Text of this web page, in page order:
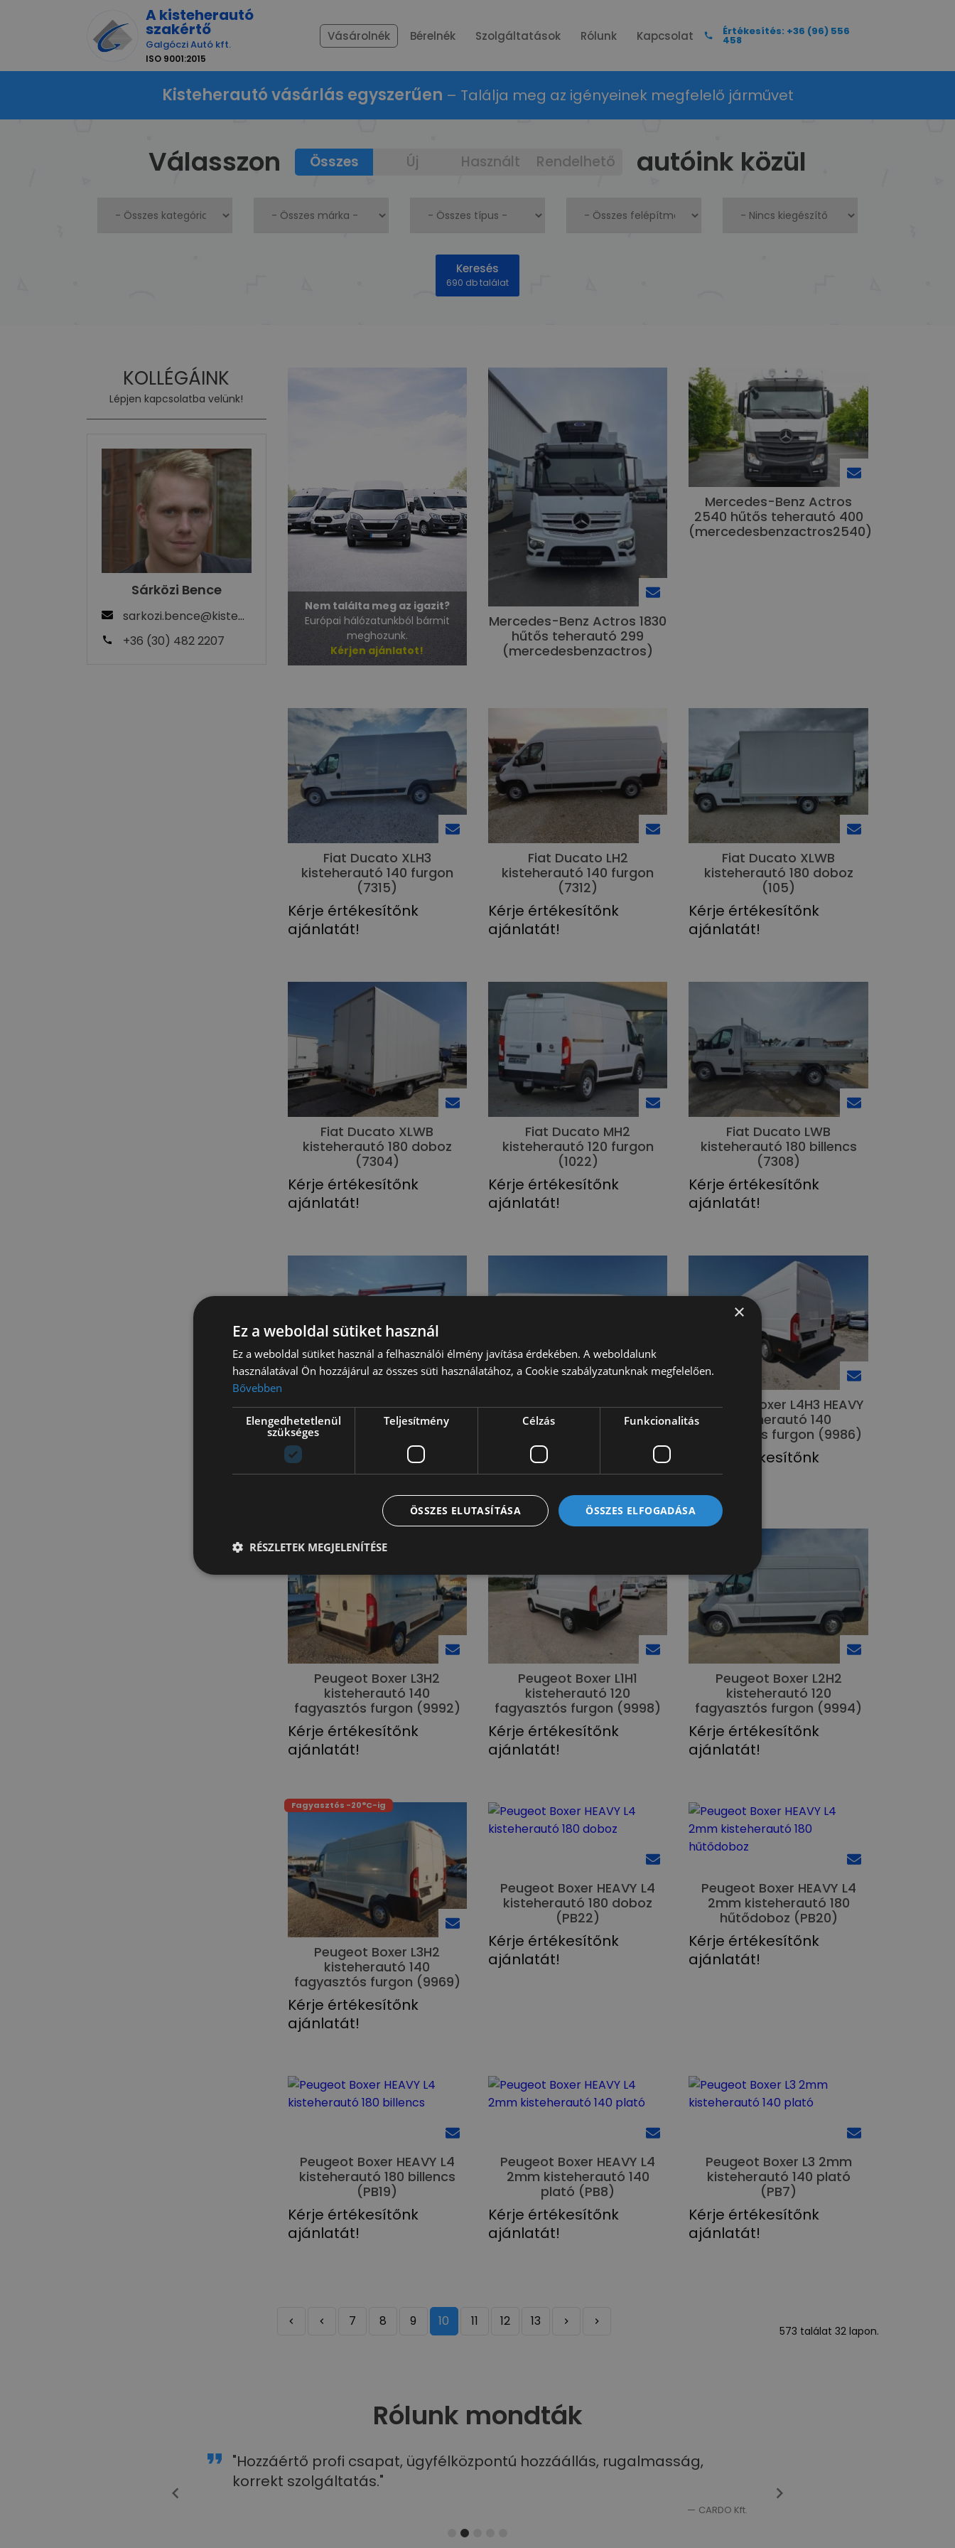
A kisteherautó
szakértő
Galgóczi Autó kft.
ISO 9001:2015
Vásárolnék Bérelnék Szolgáltatások Rólunk Kapcsolat Értékesítés: +36 (96) 556
458
Kisteherautó vásárlás egyszerűen – Találja meg az igényeinek megfelelő járművet
Válasszon Összes Új Használt Rendelhető autóink közül
Keresés
690 db találat
KOLLÉGÁINK
Lépjen kapcsolatba velünk!
Sárközi Bence
sarkozi.bence@kisteherauto.hu
+36 (30) 482 2207
Nem találta meg az igazit?
Európai hálózatunkból bármit
meghozunk.
Kérjen ajánlatot!
Mercedes-Benz Actros 1830
hűtős teherautó 299
(mercedesbenzactros)
Mercedes-Benz Actros
2540 hűtős teherautó 400
(mercedesbenzactros2540)
Fiat Ducato XLH3
kisteherautó 140 furgon
(7315)
Kérje értékesítőnk
ajánlatát!
Fiat Ducato LH2
kisteherautó 140 furgon
(7312)
Kérje értékesítőnk
ajánlatát!
Fiat Ducato XLWB
kisteherautó 180 doboz
(105)
Kérje értékesítőnk
ajánlatát!
Fiat Ducato XLWB
kisteherautó 180 doboz
(7304)
Kérje értékesítőnk
ajánlatát!
Fiat Ducato MH2
kisteherautó 120 furgon
(1022)
Kérje értékesítőnk
ajánlatát!
Fiat Ducato LWB
kisteherautó 180 billencs
(7308)
Kérje értékesítőnk
ajánlatát!
Fiat Ducato XLWB -mm
kisteherautó 180 plató
Kérje értékesítőnk
ajánlatát!
Fiat Ducato MH1
kisteherautó 120 furgon
Kérje értékesítőnk
ajánlatát!
Peugeot Boxer L4H3 HEAVY
kisteherautó 140
fagyasztós furgon (9986)
Kérje értékesítőnk
ajánlatát!
Peugeot Boxer L3H2
kisteherautó 140
fagyasztós furgon (9992)
Kérje értékesítőnk
ajánlatát!
Peugeot Boxer L1H1
kisteherautó 120
fagyasztós furgon (9998)
Kérje értékesítőnk
ajánlatát!
Peugeot Boxer L2H2
kisteherautó 120
fagyasztós furgon (9994)
Kérje értékesítőnk
ajánlatát!
Peugeot Boxer L3H2
kisteherautó 140
fagyasztós furgon (9969)
Kérje értékesítőnk
ajánlatát!
Fagyasztós -20°C-ig
Peugeot Boxer HEAVY L4
kisteherautó 180 doboz
(PB22)
Kérje értékesítőnk
ajánlatát!
Peugeot Boxer HEAVY L4
2mm kisteherautó 180
hűtődoboz (PB20)
Kérje értékesítőnk
ajánlatát!
Peugeot Boxer HEAVY L4
kisteherautó 180 billencs
(PB19)
Kérje értékesítőnk
ajánlatát!
Peugeot Boxer HEAVY L4
2mm kisteherautó 140
plató (PB8)
Kérje értékesítőnk
ajánlatát!
Peugeot Boxer L3 2mm
kisteherautó 140 plató
(PB7)
Kérje értékesítőnk
ajánlatát!
7 8 9 10 11 12 13
573 találat 32 lapon.
Rólunk mondták
"Hozzáértő profi csapat, ügyfélközpontú hozzáállás, rugalmasság,
korrekt szolgáltatás."
CARDO Kft.
×
Ez a weboldal sütiket használ
Ez a weboldal sütiket használ a felhasználói élmény javítása érdekében. A weboldalunk
használatával Ön hozzájárul az összes süti használatához, a Cookie szabályzatunknak megfelelően.
Bővebben
Elengedhetetlenül
szükséges
Teljesítmény Célzás Funkcionalitás
ÖSSZES ELFOGADÁSA
ÖSSZES ELUTASÍTÁSA
RÉSZLETEK MEGJELENÍTÉSE